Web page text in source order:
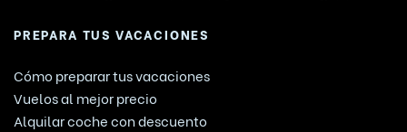
PREPARA TUS VACACIONES
Cómo preparar tus vacaciones
Vuelos al mejor precio
Alquilar coche con descuento